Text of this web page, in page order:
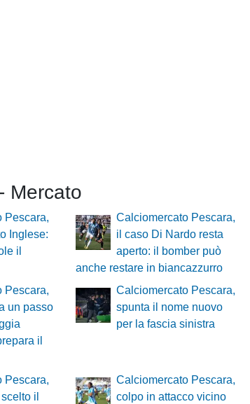
Mercato
Pescara,
Inglese:
il
Calciomercato Pescara,
il caso Di Nardo resta
aperto: il bomber può
anche restare in biancazzurro
Pescara,
un passo
il
Calciomercato Pescara,
spunta il nome nuovo
per la fascia sinistra
Pescara,
il
Calciomercato Pescara,
colpo in attacco vicino